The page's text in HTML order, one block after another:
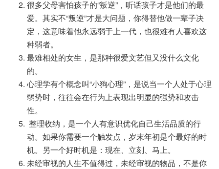
很多父母害怕孩子的“叛逆”，听话孩子才是他们的最
爱。其实不“叛逆”才是大问题，你得替他做一辈子决
定，这意味着他永远弱于上一代，也很难有人喜欢这
种弱者。
最难相处的女生，是那种很爱文艺但又没什么文化
的。 ​​​​
心理学有个概念叫“小狗心理”，是说当一个人处于心理
弱势时，往往会在行为上表现出明显的强势和攻击
性。
整理收纳，是一个人有意识优化自己生活品质的行
动。如果你需要一个触发点，岁末年初是个最好的时
机。另一个好时机是：现在、立刻、马上。
未经审视的人生不值得过，未经审视的物品，不是你